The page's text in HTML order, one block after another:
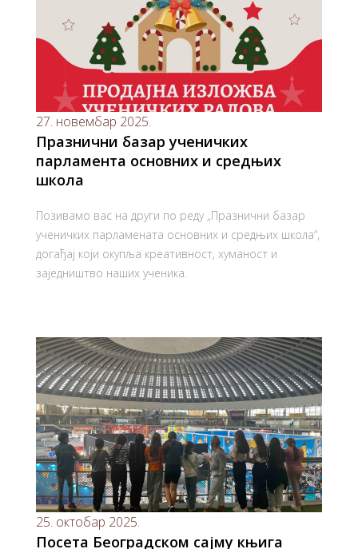
27. новембар 2025.
Празнични базар ученичких
парламента основних и средњих
школа
Позивамо вас на други по реду „Празнични базар
ученичких парламената основних и средњих школа“,
догађај који окупља креативност, хуманост и
заједништво наших ученика.
25. октобар 2025.
Посета Београдском сајму књига